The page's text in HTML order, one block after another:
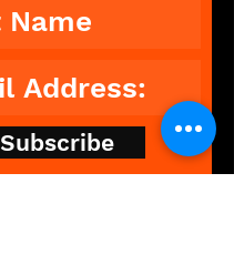
Subscribe